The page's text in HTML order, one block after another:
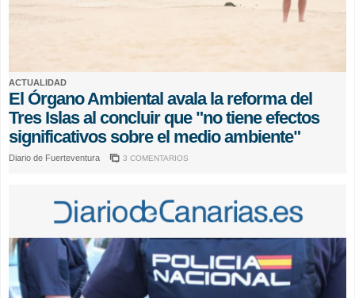
ACTUALIDAD
El Órgano Ambiental avala la reforma del
Tres Islas al concluir que "no tiene efectos
significativos sobre el medio ambiente"
Diario de Fuerteventura 3 COMENTARIOS